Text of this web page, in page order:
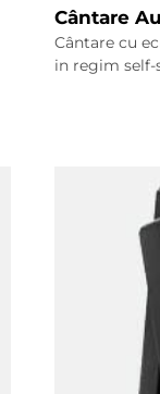
Cântare
Cântare cu
in regim self-